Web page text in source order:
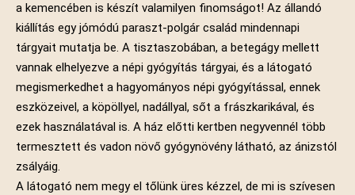
a kemencében is készít valamilyen finomságot! Az állandó
kiállítás egy jómódú paraszt-polgár család mindennapi
tárgyait mutatja be. A tisztaszobában, a betegágy mellett
vannak elhelyezve a népi gyógyítás tárgyai, és a látogató
megismerkedhet a hagyományos népi gyógyítással, ennek
eszközeivel, a köpöllyel, nadállyal, sőt a frászkarikával, és
ezek használatával is. A ház előtti kertben negyvennél több
termesztett és vadon növő gyógynövény látható, az ánizstól
zsályáig.
A látogató nem megy el tőlünk üres kézzel, de mi is szívesen